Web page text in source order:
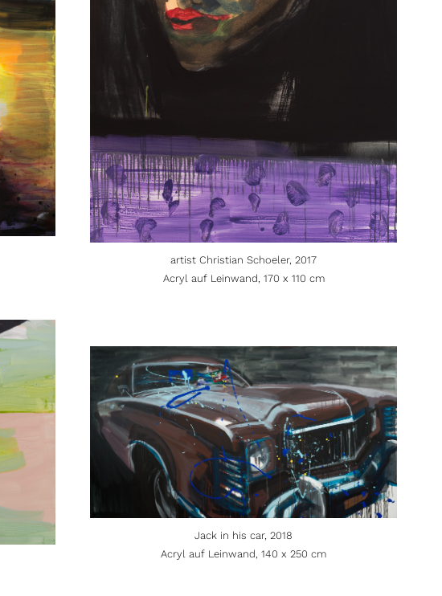
artist Christian Schoeler, 2017
Acryl auf Leinwand, 170 x 110 cm
Jack in his car, 2018
Acryl auf Leinwand, 140 x 250 cm